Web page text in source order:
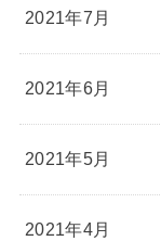
2021年7月
2021年6月
2021年5月
2021年4月